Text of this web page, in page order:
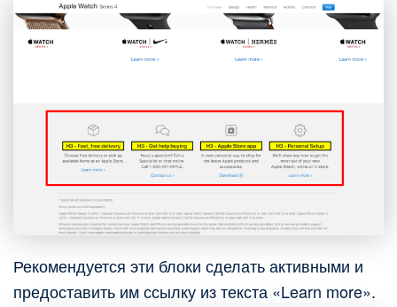
Рекомендуется эти блоки сделать активными и
предоставить им ссылку из текста «Learn more».